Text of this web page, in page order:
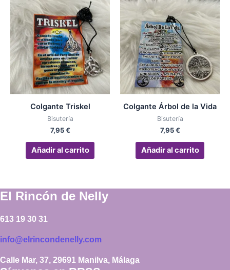
Colgante Triskel
Bisutería
7,95€
Añadir al carrito
Colgante Árbol de la Vida
Bisutería
7,95€
Añadir al carrito
El Rincón de Nelly
613 19 30 31
info@elrincondenelly.com
Calle Mar, 37, 29691 Manilva, Málaga